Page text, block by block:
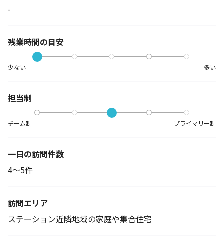
-
残業時間の目安
少ない 多い
担当制
チーム制 プライマリー制
一日の訪問件数
4～5件
訪問エリア
ステーション近隣地域の家庭や集合住宅